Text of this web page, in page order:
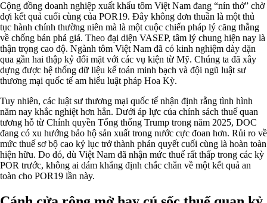
Cộng đồng doanh nghiệp xuất khẩu tôm Việt Nam đang “nín thở” chờ
đợi kết quả cuối cùng của POR19. Đây không đơn thuần là một thủ
tục hành chính thường niên mà là một cuộc chiến pháp lý căng thẳng
về chống bán phá giá. Theo đại diện VASEP, tâm lý chung hiện nay là
thận trọng cao độ. Ngành tôm Việt Nam đã có kinh nghiệm dày dặn
qua gần hai thập kỷ đối mặt với các vụ kiện từ Mỹ. Chúng ta đã xây
dựng được hệ thống dữ liệu kế toán minh bạch và đội ngũ luật sư
thương mại quốc tế am hiểu luật pháp Hoa Kỳ.
Tuy nhiên, các luật sư thương mại quốc tế nhận định rằng tình hình
năm nay khắc nghiệt hơn hẳn. Dưới áp lực của chính sách thuế quan
tương hỗ từ Chính quyền Tổng thống Trump trong năm 2025, DOC
đang có xu hướng bảo hộ sản xuất trong nước cực đoan hơn. Rủi ro về
mức thuế sơ bộ cao kỷ lục trở thành phán quyết cuối cùng là hoàn toàn
hiện hữu. Do đó, dù Việt Nam đã nhận mức thuế rất thấp trong các kỳ
POR trước, không ai dám khẳng định chắc chắn về một kết quả an
toàn cho POR19 lần này.